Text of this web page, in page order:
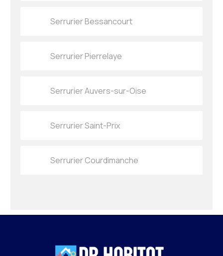
Serrurier Bessancourt
Serrurier Pierrelaye
Serrurier Auvers-sur-Oise
Serrurier Saint-Prix
Serrurier Courdimanche